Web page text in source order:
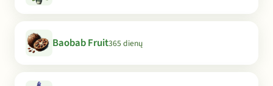
Baobab Fruit365 dienų